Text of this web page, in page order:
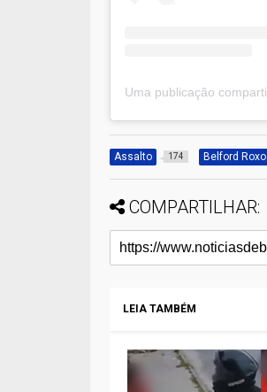
Assalto 174 Belford Roxo
COMPARTILHAR:
LEIA TAMBÉM